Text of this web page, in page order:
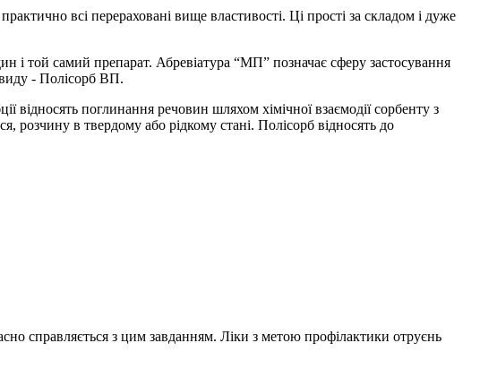
всі перераховані вище властивості. Ці прості за складом і дуже
і той самий препарат. Абревіатура “МП” позначає сферу застосування
- Полісорб ВП.
відносять поглинання речовин шляхом хімічної взаємодії сорбенту з
в твердому або рідкому стані. Полісорб відносять до
справляється з цим завданням. Ліки з метою профілактики отруєнь